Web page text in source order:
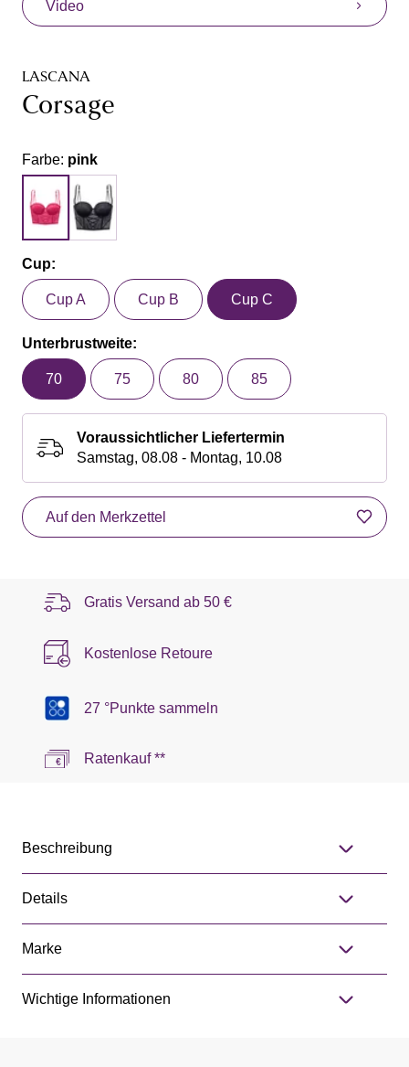
Video
LASCANA
Corsage
Farbe: pink
Cup:
Cup A Cup B Cup C
Unterbrustweite:
70 75 80 85
Voraussichtlicher Liefertermin
Samstag, 08.08 - Montag, 10.08
Auf den Merkzettel
Gratis Versand ab 50 €
Kostenlose Retoure
27 °Punkte sammeln
Ratenkauf **
Beschreibung
Details
Marke
Wichtige Informationen